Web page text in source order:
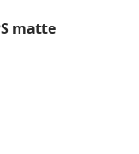
matte